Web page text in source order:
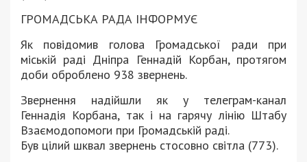
ГРОМАДСЬКА РАДА ІНФОРМУЄ
Як повідомив голова Громадської ради при
міській раді Дніпра Геннадій Корбан, протягом
доби оброблено 938 звернень.
Звернення надійшли як у телеграм-канал
Геннадія Корбана, так і на гарячу лінію Штабу
Взаємодопомоги при Громадській раді.
Був цілий шквал звернень стосовно світла (773).